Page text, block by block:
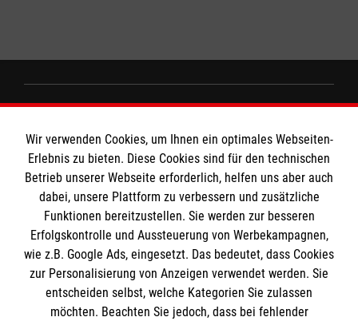
Impressum
Datenschutz
Kontakt
Die Malteser
Malteser in Deutschland
Malteserorden
Sharepoint
Spendenkonto
Wir verwenden Cookies, um Ihnen ein optimales Webseiten-
Erlebnis zu bieten. Diese Cookies sind für den technischen
Betrieb unserer Webseite erforderlich, helfen uns aber auch
dabei, unsere Plattform zu verbessern und zusätzliche
Funktionen bereitzustellen. Sie werden zur besseren
Erfolgskontrolle und Aussteuerung von Werbekampagnen,
wie z.B. Google Ads, eingesetzt. Das bedeutet, dass Cookies
zur Personalisierung von Anzeigen verwendet werden. Sie
entscheiden selbst, welche Kategorien Sie zulassen
möchten. Beachten Sie jedoch, dass bei fehlender